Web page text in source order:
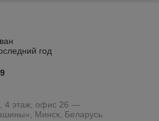
год
4 этаж, офис 26 —
Минск, Беларусь